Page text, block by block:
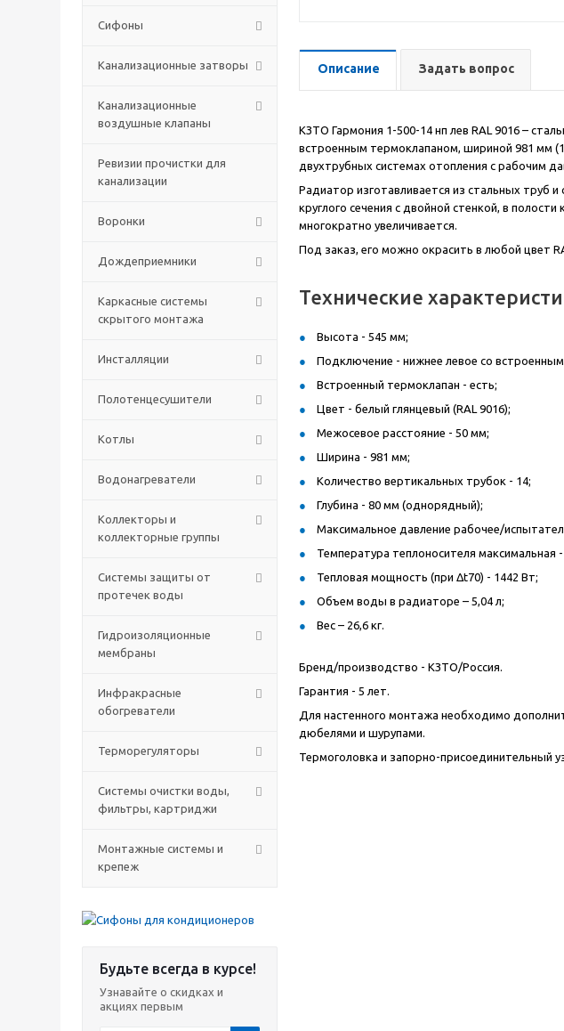
Сифоны
Канализационные затворы
Канализационные
воздушные клапаны
Ревизии прочистки для
канализации
Воронки
Дождеприемники
Каркасные системы
скрытого монтажа
Инсталляции
Полотенцесушители
Котлы
Водонагреватели
Коллекторы и
коллекторные группы
Системы защиты от
протечек воды
Гидроизоляционные
мембраны
Инфракрасные
обогреватели
Терморегуляторы
Системы очистки воды,
фильтры, картриджи
Монтажные системы и
крепеж
Будьте всегда в курсе!
Узнавайте о скидках и
акциях первым
Описание Задать вопрос
КЗТО Гармония 1-500-14 нп лев RAL 9016 –
встроенным термоклапаном, шириной 981 мм
двухтрубных системах отопления с рабочим
Радиатор изготавливается из стальных труб
круглого сечения с двойной стенкой, в
многократно увеличивается.
Под заказ, его можно окрасить в любой цвет
Технические
Высота - 545 мм;
Подключение - нижнее левое со
Встроенный термоклапан - есть;
Цвет - белый глянцевый (RAL 9016);
Межосевое расстояние - 50 мм;
Ширина - 981 мм;
Количество вертикальных трубок - 14;
Глубина - 80 мм (однорядный);
Максимальное давление рабочее/
Температура теплоносителя максимальная -
Тепловая мощность (при Δt70) - 1442 Вт;
Объем воды в радиаторе – 5,04 л;
Вес – 26,6 кг.
Бренд/производство - КЗТО/Россия.
Гарантия - 5 лет.
Для настенного монтажа необходимо
дюбелями и шурупами.
Термоголовка и запорно-присоединительный